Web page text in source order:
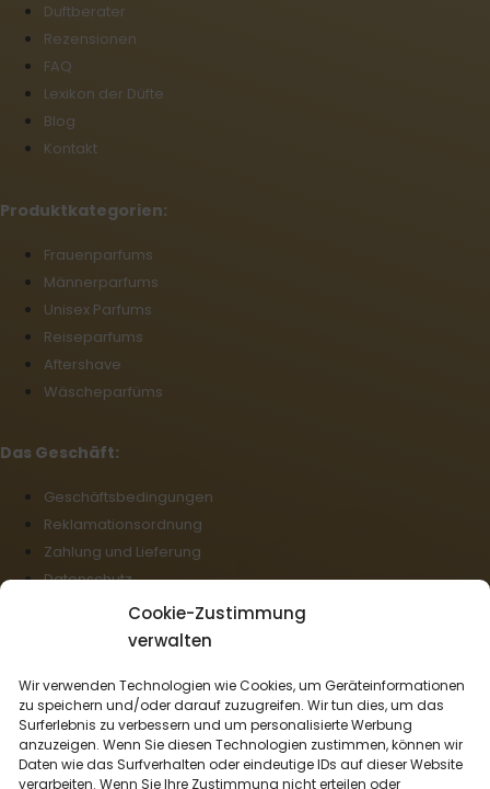
Cookie-Zustimmung
verwalten
Wir verwenden Technologien wie Cookies, um Geräteinformationen
zu speichern und/oder darauf zuzugreifen. Wir tun dies, um das
Surferlebnis zu verbessern und um personalisierte Werbung
anzuzeigen. Wenn Sie diesen Technologien zustimmen, können wir
Daten wie das Surfverhalten oder eindeutige IDs auf dieser Website
verarbeiten. Wenn Sie Ihre Zustimmung nicht erteilen oder
Duftberater
Rezensionen
FAQ
Lexikon der Düfte
Blog
Kontakt
Produktkategorien:
Frauenparfums
Männerparfums
Unisex Parfums
Reiseparfums
Aftershave
Wäscheparfüms
Das Geschäft:
Geschäftsbedingungen
Reklamationsordnung
Zahlung und Lieferung
Datenschutz
Cookie-Richtlinie (EU)
Großhandel
Deutsch
Wir liefern mit: